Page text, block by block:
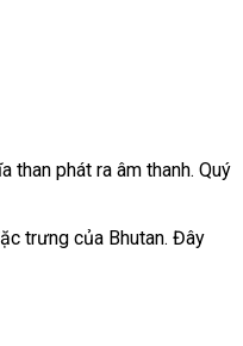
phát ra âm thanh. Quý
trưng của Bhutan. Đây